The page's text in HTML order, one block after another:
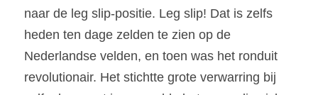
naar de leg slip-positie. Leg slip! Dat is zelfs
heden ten dage zelden te zien op de
Nederlandse velden, en toen was het ronduit
revolutionair. Het stichtte grote verwarring bij